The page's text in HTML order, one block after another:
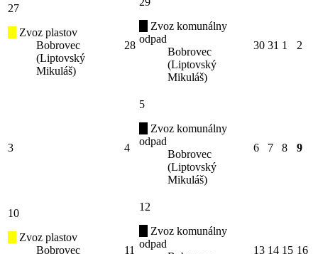
27
Zvoz plastov
Bobrovec
(Liptovský
Mikuláš)
28
Zvoz komunálny
odpad
Bobrovec
(Liptovský
Mikuláš)
30 31 1 2
3 4
5
Zvoz komunálny
odpad
Bobrovec
(Liptovský
Mikuláš)
6 7 8 9
10
Zvoz plastov
Bobrovec
11
12
Zvoz komunálny
odpad
13 14 15 16